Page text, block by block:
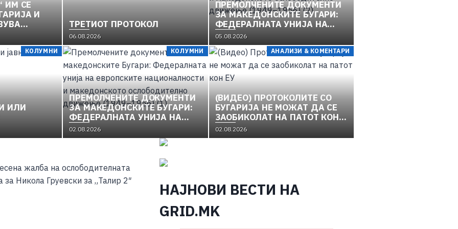
ИМ СЕ
И
ТРЕТИОТ ПРОТОКОЛ
06.08.2026
ПРЕМОЛЧЕНИТЕ ДОКУМЕНТИ
ЗА МАКЕДОНСКИТЕ БУГАРИ:
ФЕДЕРАЛНАТА УНИЈА НА
ЕВРОПСКИТЕ
НАЦИОНАЛНОСТИ И
МАКЕДОНСКОТО
ОСЛОБОДИТЕЛНО ДВИЖЕЊЕ
(1949–1956) (2)
05.08.2026
КОЛУМНИ
ИЛИ
КОЛУМНИ
ПРЕМОЛЧЕНИТЕ ДОКУМЕНТИ
ЗА МАКЕДОНСКИТЕ БУГАРИ:
ФЕДЕРАЛНАТА УНИЈА НА
ЕВРОПСКИТЕ
НАЦИОНАЛНОСТИ И
ОСЛОБОДИТЕЛНО ДВИЖЕЊЕ
(1949–1956) (1)
02.08.2026
АНАЛИЗИ & КОМЕНТАРИ
(ВИДЕО) ПРОТОКОЛИТЕ СО
БУГАРИЈА НЕ МОЖАТ ДА СЕ
ЗАОБИКОЛАТ НА ПАТОТ КОН
ЕУ
02.08.2026
НАЈНОВИ ВЕСТИ НА
GRID.MK